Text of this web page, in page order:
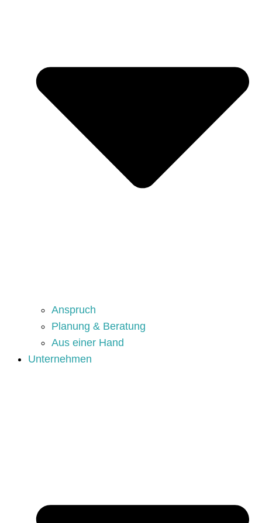
Anspruch
Planung & Beratung
Aus einer Hand
Unternehmen